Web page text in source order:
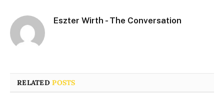
Eszter Wirth - The Conversation
RELATEDPOSTS